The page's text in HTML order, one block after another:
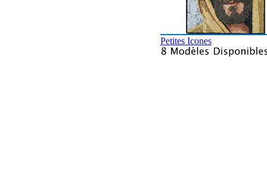
Petites Icones